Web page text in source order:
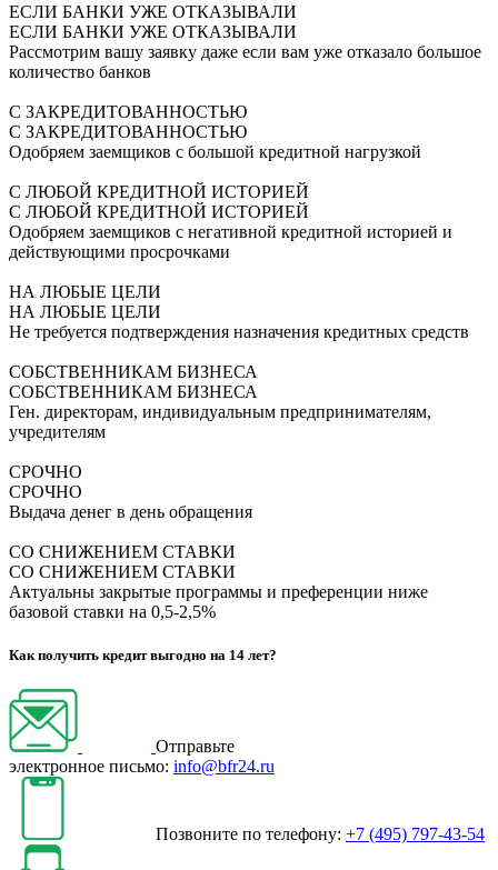
ЕСЛИ БАНКИ УЖЕ ОТКАЗЫВАЛИ
ЕСЛИ БАНКИ УЖЕ ОТКАЗЫВАЛИ
Рассмотрим вашу заявку даже если вам уже отказало большое
количество банков
С ЗАКРЕДИТОВАННОСТЬЮ
С ЗАКРЕДИТОВАННОСТЬЮ
Одобряем заемщиков с большой кредитной нагрузкой
С ЛЮБОЙ КРЕДИТНОЙ ИСТОРИЕЙ
С ЛЮБОЙ КРЕДИТНОЙ ИСТОРИЕЙ
Одобряем заемщиков с негативной кредитной историей и
действующими просрочками
НА ЛЮБЫЕ ЦЕЛИ
НА ЛЮБЫЕ ЦЕЛИ
Не требуется подтверждения назначения кредитных средств
СОБСТВЕННИКАМ БИЗНЕСА
СОБСТВЕННИКАМ БИЗНЕСА
Ген. директорам, индивидуальным предпринимателям,
учредителям
СРОЧНО
СРОЧНО
Выдача денег в день обращения
СО СНИЖЕНИЕМ СТАВКИ
СО СНИЖЕНИЕМ СТАВКИ
Актуальны закрытые программы и преференции ниже
базовой ставки на 0,5-2,5%
Как получить кредит выгодно на 14 лет?
Отправьте
электронное письмо: info@bfr24.ru
Позвоните по телефону: +7 (495) 797-43-54